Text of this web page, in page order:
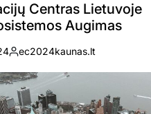
Centras Lietuvoje
Augimas
Posted
by
ec2024kaunas.lt